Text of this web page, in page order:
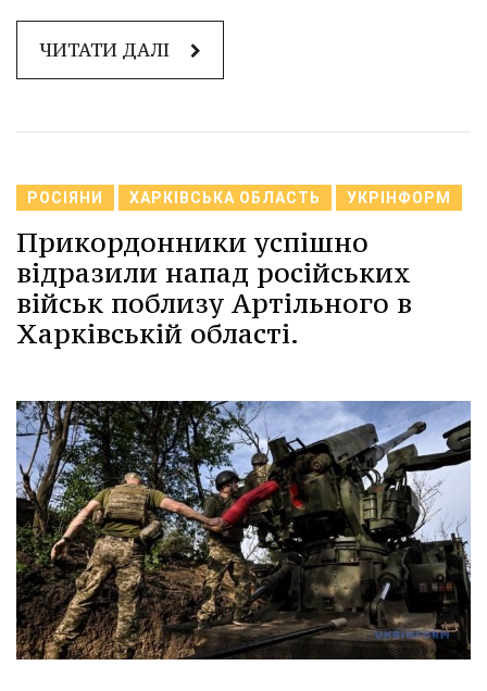
ЧИТАТИ ДАЛІ
РОСІЯНИ ХАРКІВСЬКА ОБЛАСТЬ УКРІНФОРМ
Прикордонники успішно
відразили напад російських
військ поблизу Артільного в
Харківській області.